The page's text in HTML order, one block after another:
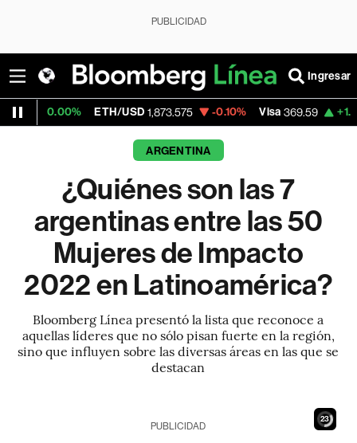
PUBLICIDAD
Ingresar
ETH/USD 1,873.575 -0.10% Visa 369.59 +1.07%
ARGENTINA
¿Quiénes son las 7
argentinas entre las 50
Mujeres de Impacto
2022 en Latinoamérica?
Bloomberg Línea presentó la lista que reconoce a
aquellas líderes que no sólo pisan fuerte en la región,
sino que influyen sobre las diversas áreas en las que se
destacan
21
PUBLICIDAD